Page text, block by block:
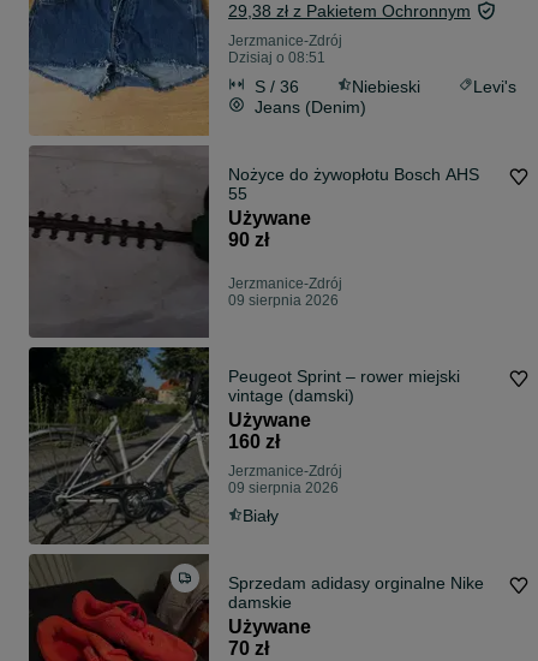
29,38 zł z Pakietem Ochronnym
Jerzmanice-Zdrój
Dzisiaj o 08:51
S / 36 Niebieski
Levi's
Jeans (Denim)
Nożyce do żywopłotu Bosch AHS
55
Używane
90 zł
Jerzmanice-Zdrój
09 sierpnia 2026
Peugeot Sprint – rower miejski
vintage (damski)
Używane
160 zł
Jerzmanice-Zdrój
09 sierpnia 2026
Biały
Sprzedam adidasy orginalne Nike
damskie
Używane
70 zł